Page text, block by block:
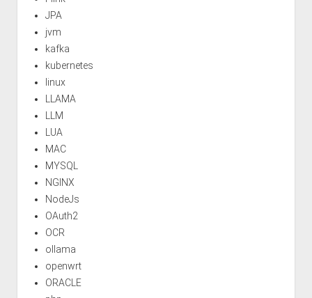
JPA
jvm
kafka
kubernetes
linux
LLAMA
LLM
LUA
MAC
MYSQL
NGINX
NodeJs
OAuth2
OCR
ollama
openwrt
ORACLE